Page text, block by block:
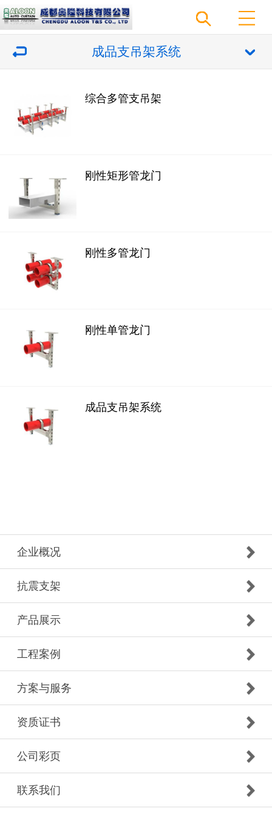
成品支吊架系统
综合多管支吊架
刚性矩形管龙门
刚性多管龙门
刚性单管龙门
成品支吊架系统
企业概况
抗震支架
产品展示
工程案例
方案与服务
资质证书
公司彩页
联系我们